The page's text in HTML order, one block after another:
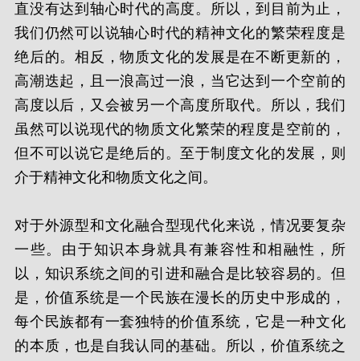
直没有达到轴心时代的高度。所以，到目前为止，
我们仍然可以说轴心时代的精神文化的繁荣程度是
绝后的。相反，物质文化的发展是在不断更新的，
高潮迭起，且一浪高过一浪，当它达到一个空前的
高度以后，又会被另一个高度所取代。所以，我们
虽然可以说现代的物质文化繁荣的程度是空前的，
但不可以说它是绝后的。至于制度文化的发展，则
介于精神文化和物质文化之间。
对于外源型和文化融合型现代化来说，情况要复杂
一些。由于知识本身就具有兼容性和相融性，所
以，知识系统之间的引进和融合是比较容易的。但
是，价值系统是一个民族在漫长的历史中形成的，
每个民族都有一套独特的价值系统，它是一种文化
的本质，也是自我认同的基础。所以，价值系统之